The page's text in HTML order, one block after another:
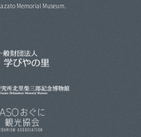
Memorial Museum.